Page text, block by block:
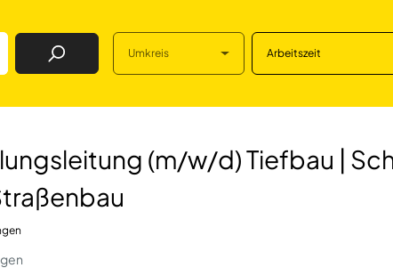
Job Finden Umkreis Arbeitszeit
d) Tiefbau |
(m/w/d) Tiefbau |